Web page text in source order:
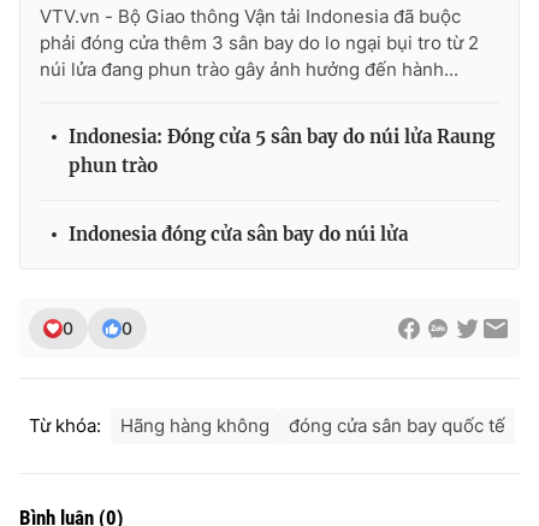
Theo dõi báo trên
Cơ quan báo chí:
Tổng Biên tập:Vũ Thanh Thủy
Tổng đài VTV:
VTV.vn - Bộ Giao thông Vận tải Indonesia đã buộc
phải đóng cửa thêm 3 sân bay do lo ngại bụi tro từ 2
núi lửa đang phun trào gây ảnh hưởng đến hành...
Indonesia: Đóng cửa 5 sân bay do núi lửa Raung
phun trào
Indonesia đóng cửa sân bay do núi lửa
0 0
Từ khóa: Hãng hàng không đóng cửa sân bay quốc tế
Bình luận (0)